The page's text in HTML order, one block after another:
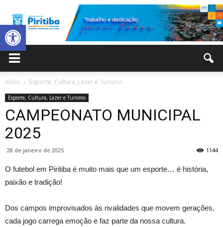
Abrir a barra de ferramentas
Municipal
Início Esporte, Cultura, Lazer e Turismo
Esporte, Cultura, Lazer e Turismo
CAMPEONATO MUNICIPAL
2025
28 de janeiro de 2025 1144
O futebol em Piritiba é muito mais que um esporte… é história,
paixão e tradição!
Dos campos improvisados às rivalidades que movem gerações,
cada jogo carrega emoção e faz parte da nossa cultura.